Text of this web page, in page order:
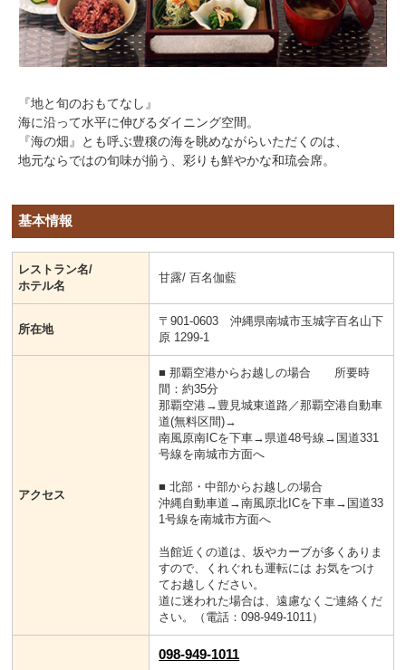
『地と旬のおもてなし』
海に沿って水平に伸びるダイニング空間。
『海の畑』とも呼ぶ豊穣の海を眺めながらいただくのは、
地元ならではの旬味が揃う、彩りも鮮やかな和琉会席。
基本情報
レストラン名/
ホテル名
甘露/ 百名伽藍
所在地
〒901-0603 沖縄県南城市玉城字百名山下
原 1299-1
アクセス
■ 那覇空港からお越しの場合 所要時
間：約35分
那覇空港→豊見城東道路／那覇空港自動車
道(無料区間)→
南風原南ICを下車→県道48号線→国道331
号線を南城市方面へ
■ 北部・中部からお越しの場合
沖縄自動車道→南風原北ICを下車→国道33
1号線を南城市方面へ
当館近くの道は、坂やカーブが多くありま
すので、くれぐれも運転には お気をつけ
てお越しください。
道に迷われた場合は、遠慮なくご連絡くだ
さい。（電話：098-949-1011）
098-949-1011